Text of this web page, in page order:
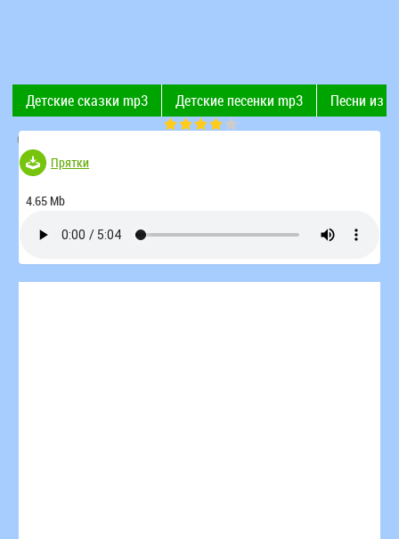
Детские сказки mp3 Детские песенки mp3
Песни из
Современные детские песни
Поют дети Рингтоны
(Голосов 116)
Прятки
4.65 Mb